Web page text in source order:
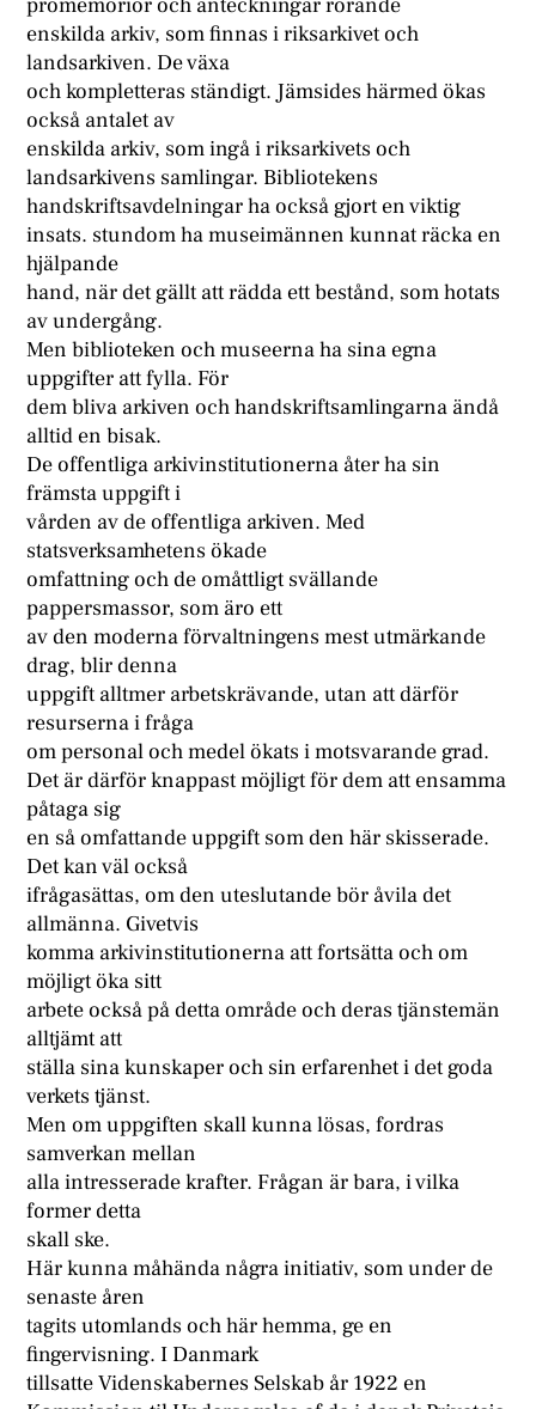
promemorior och anteckningar rörande
enskilda arkiv, som finnas i riksarkivet och
landsarkiven. De växa
och kompletteras ständigt. Jämsides härmed ökas
också antalet av
enskilda arkiv, som ingå i riksarkivets och
landsarkivens samlingar. Bibliotekens
handskriftsavdelningar ha också gjort en viktig
insats. stundom ha museimännen kunnat räcka en
hjälpande
hand, när det gällt att rädda ett bestånd, som hotats
av undergång.
Men biblioteken och museerna ha sina egna
uppgifter att fylla. För
dem bliva arkiven och handskriftsamlingarna ändå
alltid en bisak.
De offentliga arkivinstitutionerna åter ha sin
främsta uppgift i
vården av de offentliga arkiven. Med
statsverksamhetens ökade
omfattning och de omåttligt svällande
pappersmassor, som äro ett
av den moderna förvaltningens mest utmärkande
drag, blir denna
uppgift alltmer arbetskrävande, utan att därför
resurserna i fråga
om personal och medel ökats i motsvarande grad.
Det är därför knappast möjligt för dem att ensamma
påtaga sig
en så omfattande uppgift som den här skisserade.
Det kan väl också
ifrågasättas, om den uteslutande bör åvila det
allmänna. Givetvis
komma arkivinstitutionerna att fortsätta och om
möjligt öka sitt
arbete också på detta område och deras tjänstemän
alltjämt att
ställa sina kunskaper och sin erfarenhet i det goda
verkets tjänst.
Men om uppgiften skall kunna lösas, fordras
samverkan mellan
alla intresserade krafter. Frågan är bara, i vilka
former detta
skall ske.
Här kunna måhända några initiativ, som under de
senaste åren
tagits utomlands och här hemma, ge en
fingervisning. I Danmark
tillsatte Videnskabernes Selskab år 1922 en